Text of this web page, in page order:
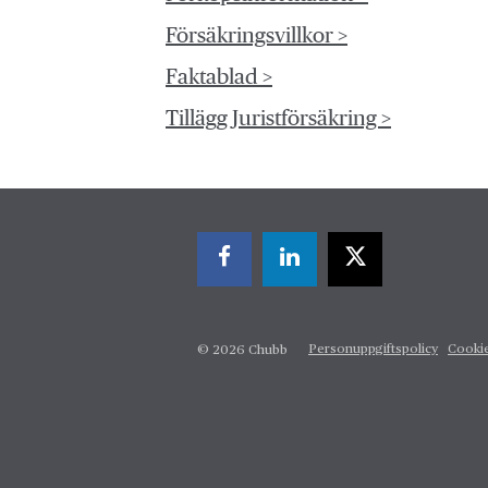
Försäkringsvillkor >
Faktablad >
Tillägg Juristförsäkring >
© 2026 Chubb Personuppgiftspolicy